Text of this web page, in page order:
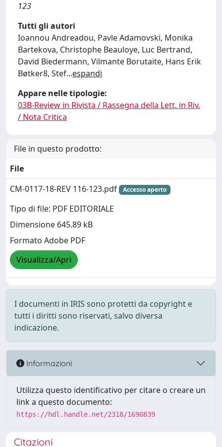
123
Tutti gli autori
Ioannou Andreadou, Pavle Adamovski, Monika
Bartekova, Christophe Beauloye, Luc Bertrand,
David Biedermann, Vilmante Borutaite, Hans Erik
Bøtker8, Stef...espandi
Appare nelle tipologie:
03B-Review in Rivista / Rassegna della Lett. in Riv.
/ Nota Critica
File in questo prodotto:
File
CM-0117-18-REV 116-123.pdf
Accesso aperto
Tipo di file: PDF EDITORIALE
Dimensione 645.89 kB
Formato Adobe PDF
Visualizza/Apri
I documenti in IRIS sono protetti da copyright e
tutti i diritti sono riservati, salvo diversa
indicazione.
Informazioni
Utilizza questo identificativo per citare o creare un
link a questo documento:
https://hdl.handle.net/2318/1690839
Citazioni